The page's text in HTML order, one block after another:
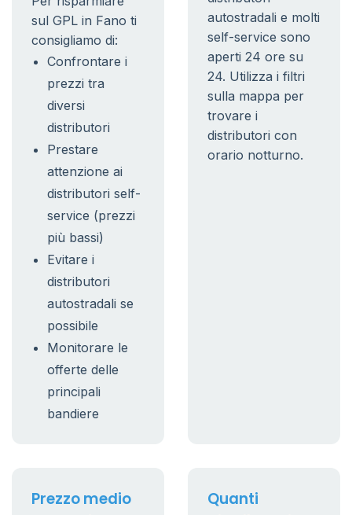
sul GPL in Fano ti
consigliamo di:
Confrontare i
prezzi tra
diversi
distributori
Prestare
attenzione ai
distributori self-
service (prezzi
più bassi)
Evitare i
distributori
autostradali se
possibile
Monitorare le
offerte delle
principali
bandiere
autostradali e molti
self-service sono
aperti 24 ore su
24. Utilizza i filtri
sulla mappa per
trovare i
distributori con
orario notturno.
Prezzo medio
Quanti